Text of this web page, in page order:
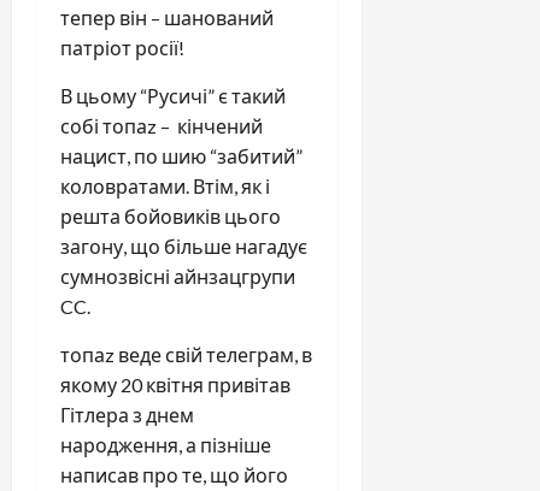
тепер він – шанований
патріот росії!
В цьому “Русичі” є такий
собі топаz – кінчений
нацист, по шию “забитий”
коловратами. Втім, як і
решта бойовиків цього
загону, що більше нагадує
сумнозвісні айнзацгрупи
CC.
топаz веде свій телеграм, в
якому 20 квітня привітав
Гітлера з днем
народження, а пізніше
написав про те, що його